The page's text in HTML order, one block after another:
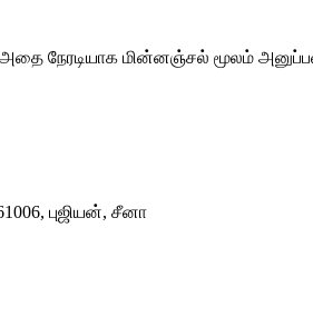
அதை நேரடியாக மின்னஞ்சல் மூலம்
புஜியன், சீனா